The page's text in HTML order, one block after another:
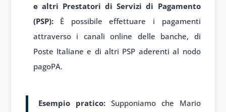
e altri Prestatori di Servizi di Pagamento
(PSP):È possibile effettuare i pagamenti
attraverso i canali online delle banche, di
Poste Italiane e di altri PSP aderenti al nodo
pagoPA.
Esempio pratico:Supponiamo che Mario